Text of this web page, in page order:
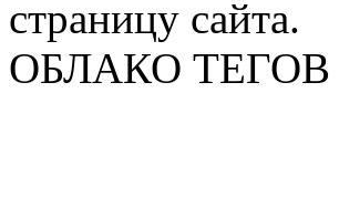
страницу сайта.
ОБЛАКО ТЕГОВ